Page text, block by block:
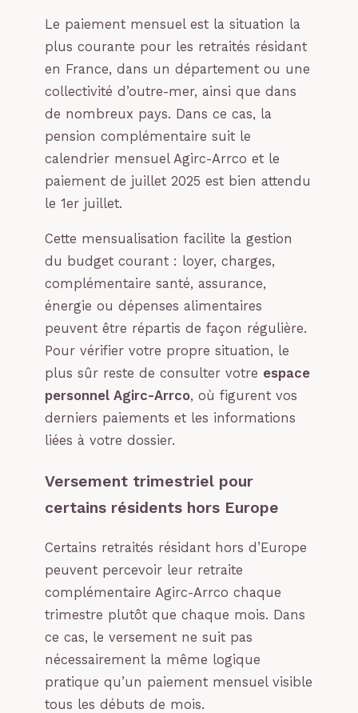
Le paiement mensuel est la situation la
plus courante pour les retraités résidant
en France, dans un département ou une
collectivité d’outre-mer, ainsi que dans
de nombreux pays. Dans ce cas, la
pension complémentaire suit le
calendrier mensuel Agirc-Arrco et le
paiement de juillet 2025 est bien attendu
le 1er juillet.
Cette mensualisation facilite la gestion
du budget courant : loyer, charges,
complémentaire santé, assurance,
énergie ou dépenses alimentaires
peuvent être répartis de façon régulière.
Pour vérifier votre propre situation, le
plus sûr reste de consulter votre espace
personnel Agirc-Arrco, où figurent vos
derniers paiements et les informations
liées à votre dossier.
Versement trimestriel pour
certains résidents hors Europe
Certains retraités résidant hors d’Europe
peuvent percevoir leur retraite
complémentaire Agirc-Arrco chaque
trimestre plutôt que chaque mois. Dans
ce cas, le versement ne suit pas
nécessairement la même logique
pratique qu’un paiement mensuel visible
tous les débuts de mois.